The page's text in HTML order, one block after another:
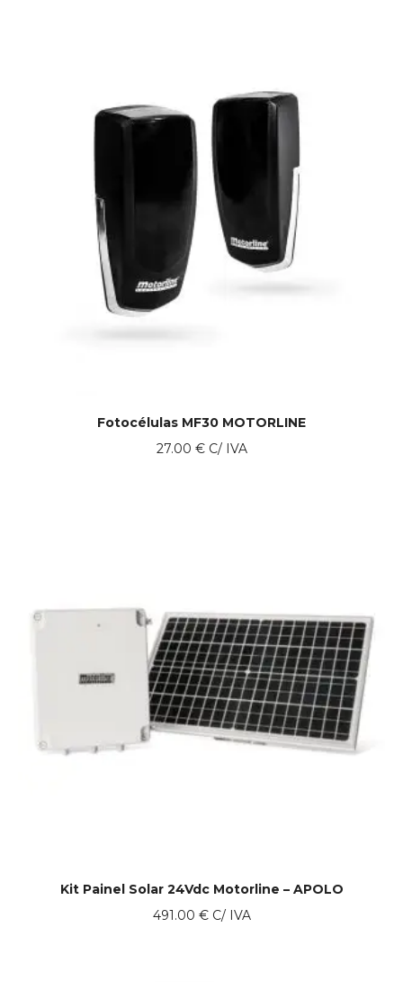
Fotocélulas MF30 MOTORLINE
27.00 €C/ IVA
Kit Painel Solar 24Vdc Motorline – APOLO
491.00 €C/ IVA